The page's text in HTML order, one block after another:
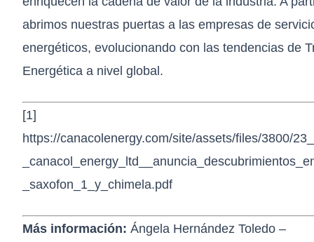
abrimos nuestras puertas a las empresas de
energéticos, evolucionando con las tendencias de
Energética a nivel global.
[1]
https://canacolenergy.com/site/assets/files/3800/
_saxofon_1_y_chimela.pdf
Más información: Ángela Hernández Toledo –